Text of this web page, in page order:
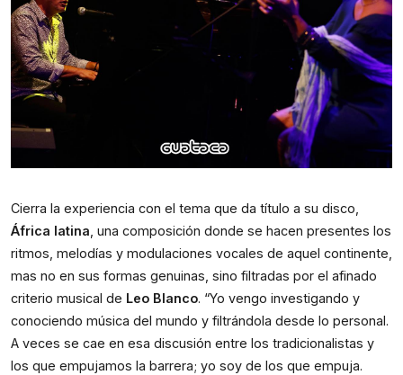
Cierra la experiencia con el tema que da título a su disco,
África latina , una composición donde se hacen presentes los
ritmos, melodías y modulaciones vocales de aquel continente,
mas no en sus formas genuinas, sino filtradas por el afinado
criterio musical de Leo Blanco. “Yo vengo investigando y
conociendo música del mundo y filtrándola desde lo personal.
A veces se cae en esa discusión entre los tradicionalistas y
los que empujamos la barrera; yo soy de los que empuja.